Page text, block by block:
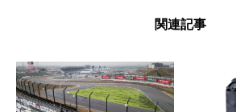
関連記事